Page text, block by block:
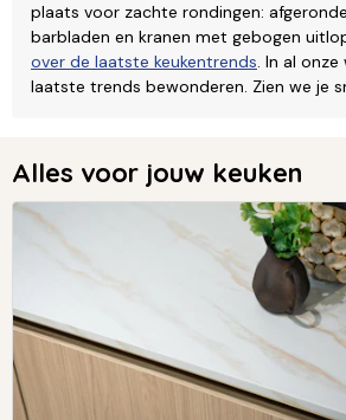
plaats voor zachte rondingen:
barbladen en kranen met gebogen
over de laatste keukentrends. In al onze
laatste trends bewonderen. Zien we je
Alles voor jouw keuken